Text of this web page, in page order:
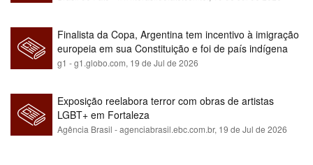
Finalista da Copa, Argentina tem incentivo à imigração
europeia em sua Constituição e foi de país indígena
para maioria branca
g1 - g1.globo.com, 19 de Jul de 2026
Exposição reelabora terror com obras de artistas
LGBT+ em Fortaleza
Agência Brasil - agenciabrasil.ebc.com.br, 19 de Jul de 2026